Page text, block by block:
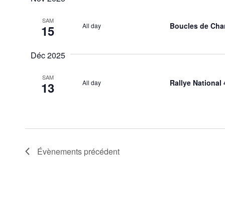
SAM
15 All day Boucles de
Déc 2025
SAM
13 All day Rallye National
Évènements précédent